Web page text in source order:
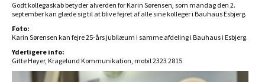
Godt kollegaskab betyder alverden for Karin Sørensen, som mandag den 2.
september kan glæde sig til at blive fejret af alle sine kolleger i Bauhaus Esbjerg.
Foto:
Karin Sørensen kan fejre 25-års jubilæum i samme afdeling i Bauhaus i Esbjerg.
Yderligere info:
Gitte Høyer, Kragelund Kommunikation, mobil 2323 2815